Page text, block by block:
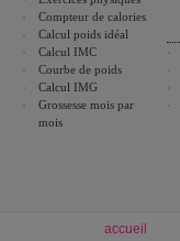
Compteur de calories
Calcul poids idéal
Calcul IMC
Courbe de poids
Calcul IMG
Grossesse mois par
mois
accueil